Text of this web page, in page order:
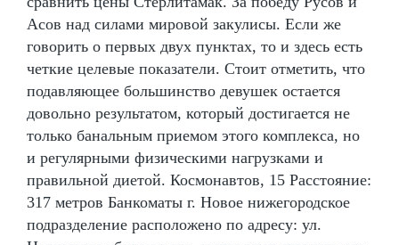
Асов над силами мировой закулисы. Если же
говорить о первых двух пунктах, то и здесь есть
четкие целевые показатели. Стоит отметить, что
подавляющее большинство девушек остается
довольно результатом, который достигается не
только банальным приемом этого комплекса, но
и регулярными физическими нагрузками и
правильной диетой. Космонавтов, 15 Расстояние:
317 метров Банкоматы г. Новое нижегородское
подразделение расположено по адресу: ул.